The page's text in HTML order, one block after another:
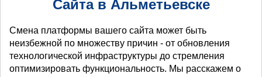
Сайта в Альметьевске
Смена платформы вашего сайта может быть
неизбежной по множеству причин - от обновления
технологической инфраструктуры до стремления
оптимизировать функциональность. Мы расскажем о